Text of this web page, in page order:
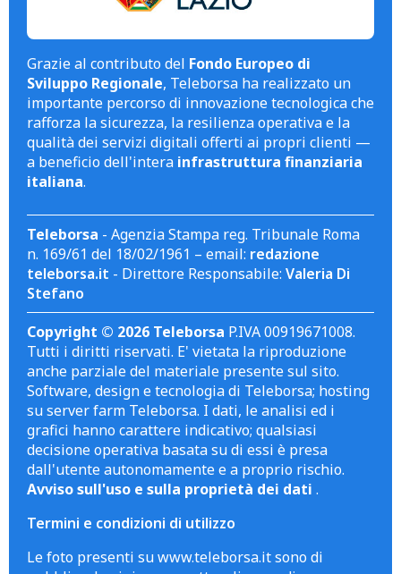
Grazie al contributo del Fondo Europeo di
Sviluppo Regionale, Teleborsa ha realizzato un
importante percorso di innovazione tecnologica che
rafforza la sicurezza, la resilienza operativa e la
qualità dei servizi digitali offerti ai propri clienti —
a beneficio dell'intera infrastruttura finanziaria
italiana.
Teleborsa - Agenzia Stampa reg. Tribunale Roma
n. 169/61 del 18/02/1961 – email: redazione
teleborsa.it - Direttore Responsabile: Valeria Di
Stefano
Copyright © 2026 Teleborsa P.IVA 00919671008.
Tutti i diritti riservati. E' vietata la riproduzione
anche parziale del materiale presente sul sito.
Software, design e tecnologia di Teleborsa; hosting
su server farm Teleborsa. I dati, le analisi ed i
grafici hanno carattere indicativo; qualsiasi
decisione operativa basata su di essi è presa
dall'utente autonomamente e a proprio rischio.
Avviso sull'uso e sulla proprietà dei dati .
Termini e condizioni di utilizzo
Le foto presenti su www.teleborsa.it sono di